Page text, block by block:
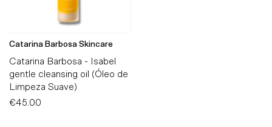
Catarina Barbosa Skincare
Catarina Barbosa - Isabel
gentle cleansing oil (Óleo de
Limpeza Suave)
Preço
€45.00